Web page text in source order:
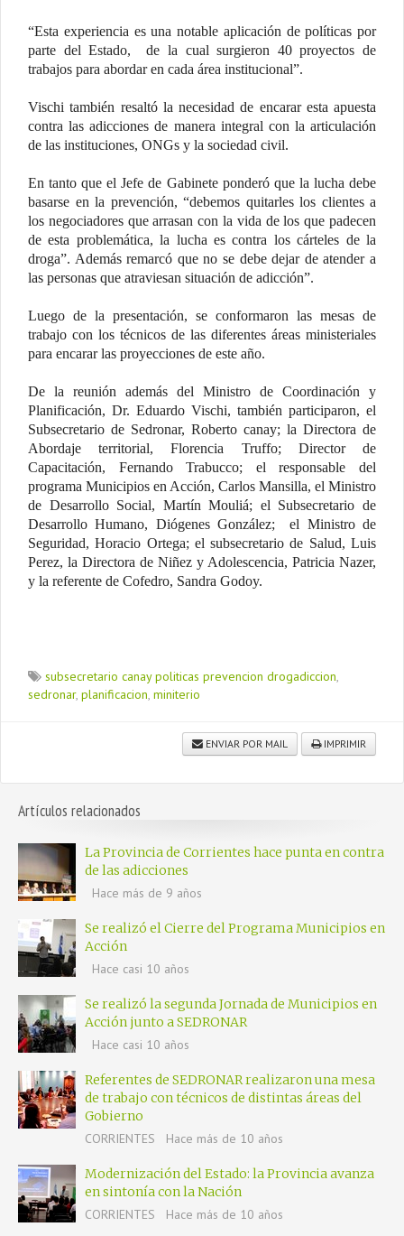
“Esta experiencia es una notable aplicación de políticas por
parte del Estado, de la cual surgieron 40 proyectos de
trabajos para abordar en cada área institucional”.
Vischi también resaltó la necesidad de encarar esta apuesta
contra las adicciones de manera integral con la articulación
de las instituciones, ONGs y la sociedad civil.
En tanto que el Jefe de Gabinete ponderó que la lucha debe
basarse en la prevención, “debemos quitarles los clientes a
los negociadores que arrasan con la vida de los que padecen
de esta problemática, la lucha es contra los cárteles de la
droga”. Además remarcó que no se debe dejar de atender a
las personas que atraviesan situación de adicción”.
Luego de la presentación, se conformaron las mesas de
trabajo con los técnicos de las diferentes áreas ministeriales
para encarar las proyecciones de este año.
De la reunión además del Ministro de Coordinación y
Planificación, Dr. Eduardo Vischi, también participaron, el
Subsecretario de Sedronar, Roberto canay; la Directora de
Abordaje territorial, Florencia Truffo; Director de
Capacitación, Fernando Trabucco; el responsable del
programa Municipios en Acción, Carlos Mansilla, el Ministro
de Desarrollo Social, Martín Mouliá; el Subsecretario de
Desarrollo Humano, Diógenes González; el Ministro de
Seguridad, Horacio Ortega; el subsecretario de Salud, Luis
Perez, la Directora de Niñez y Adolescencia, Patricia Nazer,
y la referente de Cofedro, Sandra Godoy.
subsecretario canay politicas prevencion drogadiccion,
sedronar, planificacion, miniterio
ENVIAR POR MAIL IMPRIMIR
Artículos relacionados
La Provincia de Corrientes hace punta en contra
de las adicciones
Hace más de 9 años
Se realizó el Cierre del Programa Municipios en
Acción
Hace casi 10 años
Se realizó la segunda Jornada de Municipios en
Acción junto a SEDRONAR
Hace casi 10 años
Referentes de SEDRONAR realizaron una mesa
de trabajo con técnicos de distintas áreas del
Gobierno
CORRIENTES
Hace más de 10 años
Modernización del Estado: la Provincia avanza
en sintonía con la Nación
CORRIENTES
Hace más de 10 años